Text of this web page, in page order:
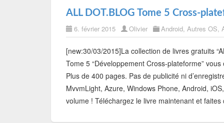
ALL DOT.BLOG Tome 5 Cross-
6. février 2015 Olivier Android, Autres OS,
[new:30/03/2015]La collection de livres gratuits
Tome 5 “Développement Cross-plateforme”
Plus de 400 pages. Pas de publicité ni
MvvmLight, Azure, Windows Phone, Android,
volume ! Téléchargez le livre maintenant et faites